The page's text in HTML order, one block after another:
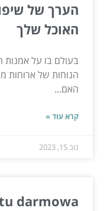
הערך של
האוכל שלך
בעולם בו על אמנות
הנוחות של ארוחות
האם...
קרא עוד »
נוב 15, 2023
darmowa